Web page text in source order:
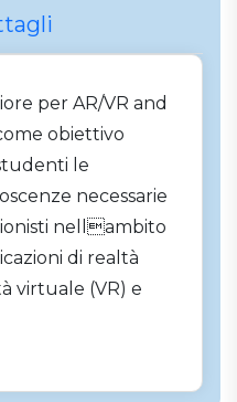
per AR/VR and
obiettivo
le
necessarie
nellambito
di realtà
virtuale (VR) e